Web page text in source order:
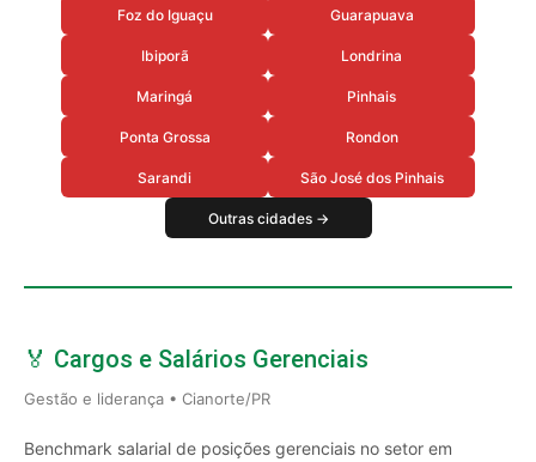
Foz do Iguaçu Guarapuava
Ibiporã Londrina
Maringá Pinhais
Ponta Grossa Rondon
Sarandi São José dos Pinhais
Outras cidades →
🏅 Cargos e Salários Gerenciais
Gestão e liderança • Cianorte/PR
Benchmark salarial de posições gerenciais no setor em